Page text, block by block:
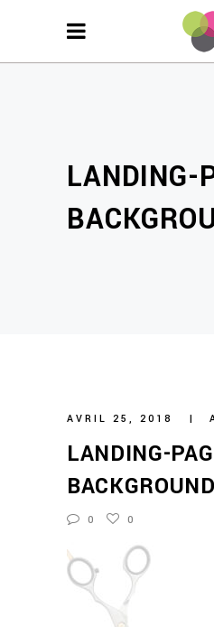
LANDING-
AVRIL 25, 2018
LANDING-
0 0